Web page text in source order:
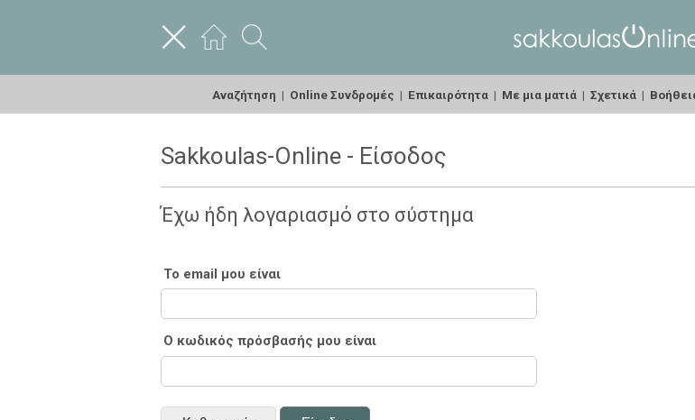
Αναζήτηση | Online Συνδρομές | Επικαιρότητα | Με μια ματιά | Σχετικά |
Sakkoulas-Online - Είσοδος
Έχω ήδη λογαριασμό στο σύστημα
Το email μου είναι
Ο κωδικός πρόσβασής μου είναι